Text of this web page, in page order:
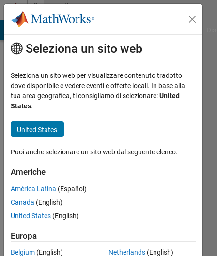
Vai al contenutoCommunity
Profile
Joss
Knight
MathWorks
seen:
circa
mese
fa
dal 2013
Seleziona un sito web
Seleziona un sito web per visualizzare contenuto tradotto
dove disponibile e vedere eventi e offerte locali. In base alla
tua area geografica, ti consigliamo di selezionare:United
States.
United States
Puoi anche selezionare un sito web dal seguente elenco:
Americhe
América Latina (Español)
Canada (English)
United States (English)
Europa
Belgium (English)
Netherlands(English)